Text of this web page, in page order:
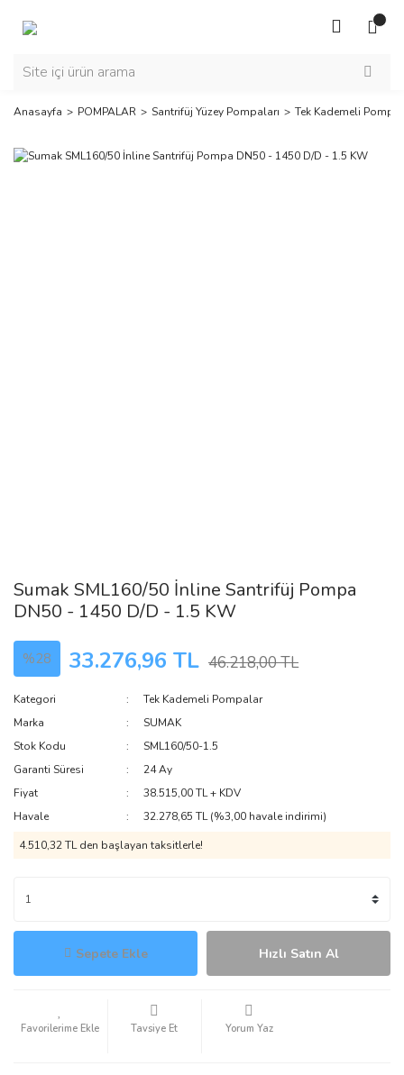
Anasayfa POMPALAR Santrifüj Yüzey Pompaları Tek Kademeli
Sumak SML160/50 İnline Santrifüj Pompa
DN50 - 1450 D/D - 1.5 KW
%28 33.276,96 TL 46.218,00 TL
Kategori
Tek Kademeli Pompalar
Marka
SUMAK
Stok Kodu
SML160/50-1.5
Garanti Süresi
24 Ay
Fiyat
38.515,00 TL + KDV
Havale
32.278,65 TL (%3,00 havale indirimi)
4.510,32 TL den başlayan taksitlerle!
Sepete Ekle Hızlı Satın Al
Tavsiye Et Yorum Yaz